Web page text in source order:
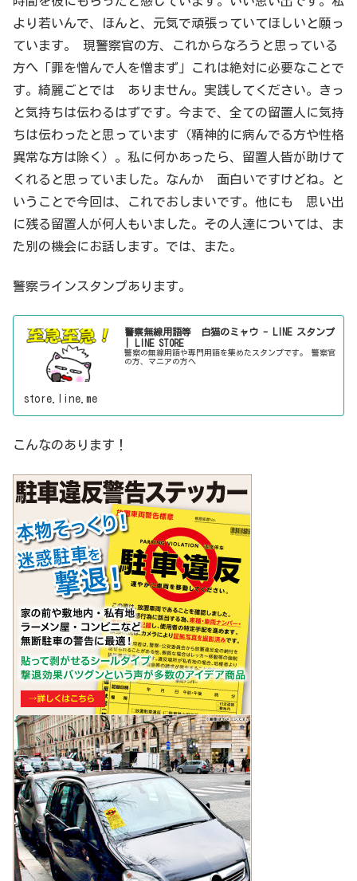
より若いんで、ほんと、元気で頑張っていてほしいと願っ
ています。 現警察官の方、これからなろうと思っている
方へ「罪を憎んで人を憎まず」これは絶対に必要なことで
す。綺麗ごとでは ありません。実践してください。きっ
と気持ちは伝わるはずです。今まで、全ての留置人に気持
ちは伝わったと思っています（精神的に病んでる方や性格
異常な方は除く）。私に何かあったら、留置人皆が助けて
くれると思っていました。なんか 面白いですけどね。と
いうことで今回は、これでおしまいです。他にも 思い出
に残る留置人が何人もいました。その人達については、ま
た別の機会にお話します。では、また。
警察ラインスタンプあります。
警察無線用語等 白猫のミャウ - LINE スタンプ
| LINE STORE
警察の無線用語や専門用語を集めたスタンプです。 警察官
の方、マニアの方へ
store.line.me
こんなのあります！